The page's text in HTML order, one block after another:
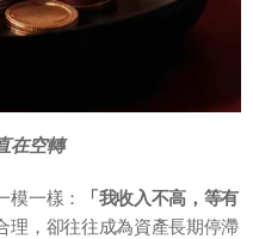
在空轉
模一樣：
「我收入不高，等有
理，卻往往成為資產長期停滯